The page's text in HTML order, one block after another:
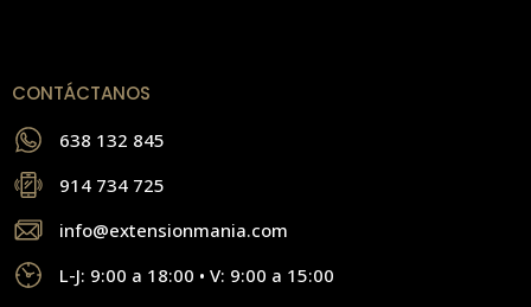
CONTÁCTANOS
638 132 845
914 734 725
info@extensionmania.com
L-J: 9:00 a 18:00 • V: 9:00 a 15:00